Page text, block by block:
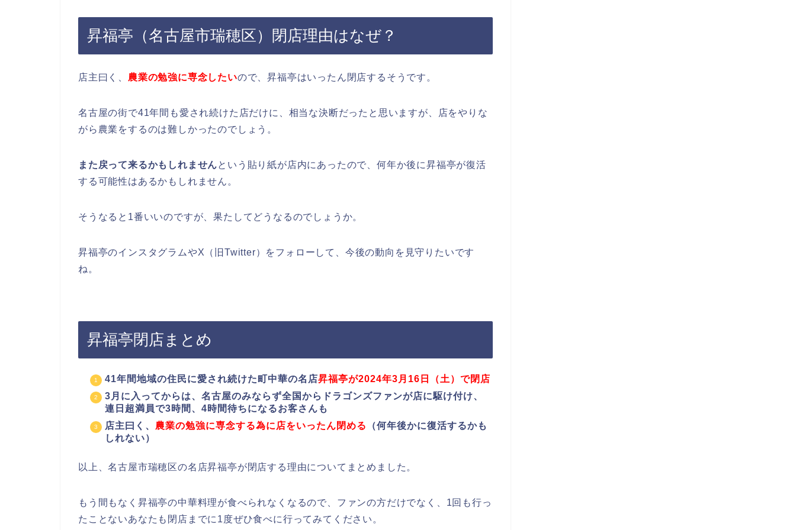
昇福亭（名古屋市瑞穂区）閉店理由はなぜ？
店主曰く、 農業の勉強に専念したいので、昇福亭はいったん閉店するそうです。
名古屋の街で41年間も愛され続けた店だけに、相当な決断だったと思いますが、店をやりな
がら農業をするのは難しかったのでしょう。
また戻って来るかもしれませんという貼り紙が店内にあったので、何年か後に昇福亭が復活
する可能性はあるかもしれません。
そうなると1番いいのですが、果たしてどうなるのでしょうか。
昇福亭のインスタグラムやX（旧Twitter）をフォローして、今後の動向を見守りたいです
ね。
昇福亭閉店まとめ
41年間地域の住民に愛され続けた町中華の名店昇福亭が2024年3月16日（土）で閉店
3月に入ってからは、名古屋のみならず全国からドラゴンズファンが店に駆け付け、
連日超満員で3時間、4時間待ちになるお客さんも
店主曰く、 農業の勉強に専念する為に店をいったん閉める
（何年後かに復活するかも
しれない）
以上、名古屋市瑞穂区の名店昇福亭が閉店する理由についてまとめました。
もう間もなく昇福亭の中華料理が食べられなくなるので、ファンの方だけでなく、1回も行っ
たことないあなたも閉店までに1度ぜひ食べに行ってみてください。